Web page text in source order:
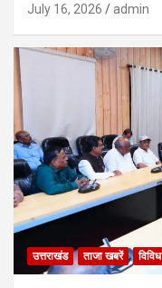
July 16, 2026 admin
उत्तराखंड ताजा खबरें विविध